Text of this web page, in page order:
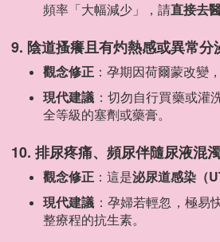
頻率「大幅減少」，請直接去
9. 陰道搔癢且有灼熱感或異常分
觀念修正 ：孕期因荷爾蒙改變
現代建議 ：切勿自行買藥或
全等級的塞劑或藥膏。
10. 排尿疼痛、頻尿伴隨尿液混
觀念修正 ：這是泌尿道感染（
現代建議 ：孕婦若輕忽，極
整療程的抗生素。